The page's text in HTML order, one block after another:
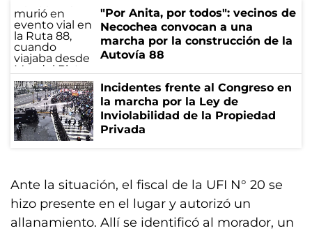
"Por Anita, por todos": vecinos de
Necochea convocan a una
marcha por la construcción de la
Autovía 88
Incidentes frente al Congreso en
la marcha por la Ley de
Inviolabilidad de la Propiedad
Privada
Ante la situación, el fiscal de la UFI N° 20 se
hizo presente en el lugar y autorizó un
allanamiento. Allí se identificó al morador, un